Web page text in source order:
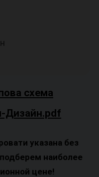
схема
Дизайн.pdf
указана без
наиболее
цене!